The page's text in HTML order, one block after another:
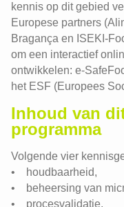
kennis op dit gebied
Europese partners
Bragança en ISEKI-
om een interactief
ontwikkelen: e-
het ESF (Europees
Inhoud van
programma
Volgende vier
• houdbaarheid,
• beheersing van
• procesvalidatie,